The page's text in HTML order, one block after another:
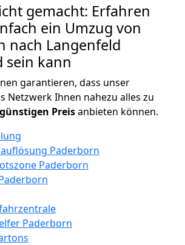
gemacht: Erfahren
ein Umzug von
nach Langenfeld
sein kann
garantieren, dass unser
Netzwerk Ihnen nahezu alles zu
Preisanbieten können.
Paderborn
Paderborn
Paderborn